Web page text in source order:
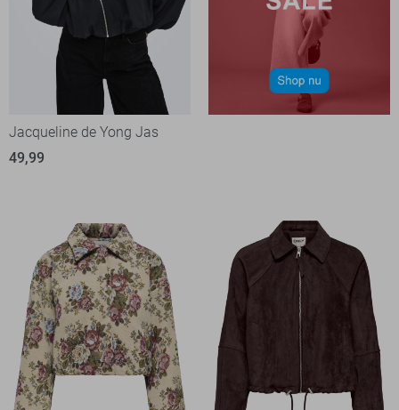
Jacqueline de Yong Jas
49,99